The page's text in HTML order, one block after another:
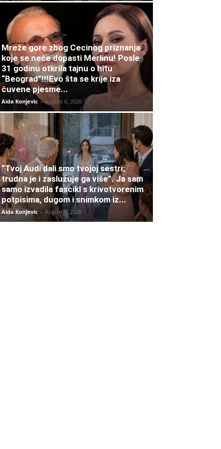
Mreže gore zbog Cecinog priznanja
koje se neće dopasti Merlinu! Posle
31 godinu otkrila tajnu o hitu
“Beograd”!!!Evo šta se krije iza
čuvene pjesme...
Aida Konjevic - August 6, 2026
“Tvoj Audi dali smo tvojoj sestri;
trudna je i zaslužuje ga više”. Ja sam
samo izvadila fascikl s krivotvorenim
potpisima, dugom i snimkom iz...
Aida Konjevic - August 6, 2026